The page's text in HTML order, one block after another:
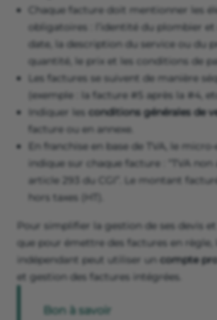
Chaque facture doit mentionner les
obligatoires : l’identité du plombier
date, la description du service ou du
quantité, le prix et les conditions de
Les factures se suivent de manière
(exemple : la facture #5 après la #4,
Indiquer les conditions générales de
facture ou en annexe.
En franchise en base de TVA, le
indique sur chaque facture : “TVA non
article 293 du CGI”. Le montant
hors taxes (HT).
Pour simplifier la gestion de ses devis
que pour émettre des factures en règle,
indépendant peut utiliser un compte
et gestion des factures intégrées.
Bon à savoir